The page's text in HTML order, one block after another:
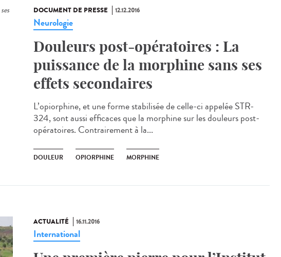
DOCUMENT DE PRESSE 12.12.2016
Neurologie
Douleurs post-opératoires : La
puissance de la morphine sans ses
effets secondaires
L’opiorphine, et une forme stabilisée de celle-ci appelée STR-
324, sont aussi efficaces que la morphine sur les douleurs post-
opératoires. Contrairement à la...
DOULEUR OPIORPHINE MORPHINE
ACTUALITÉ 16.11.2016
International